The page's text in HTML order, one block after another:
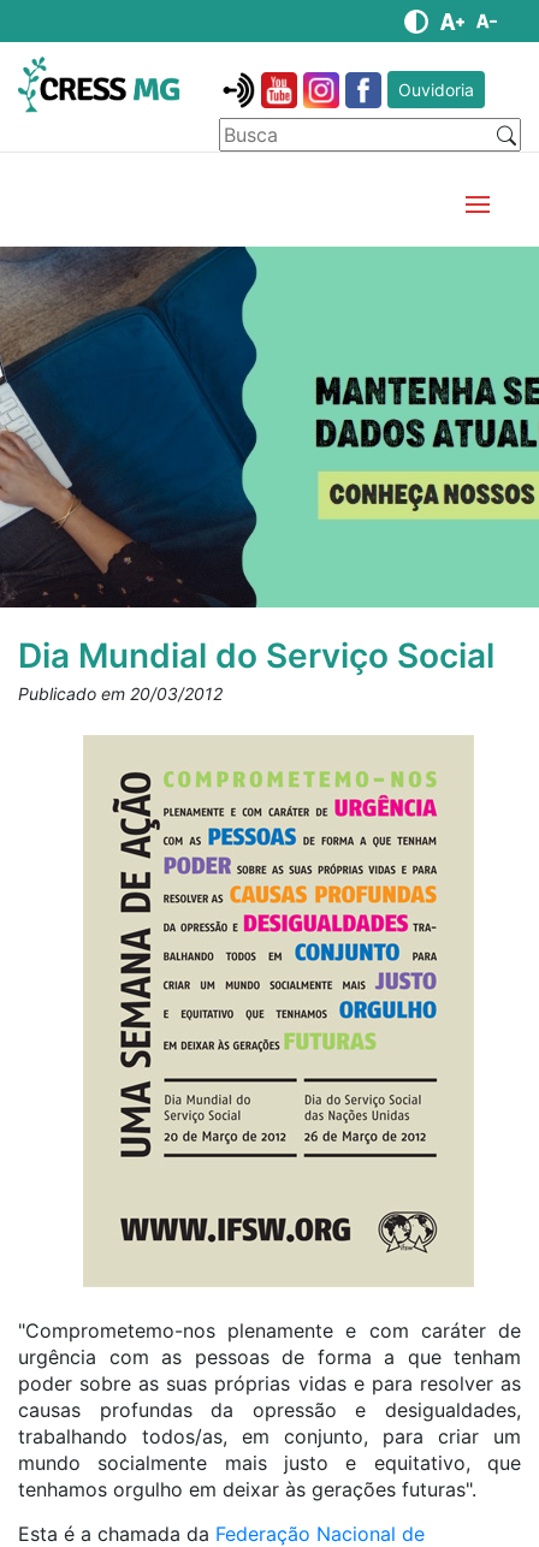
Ouvidoria
Dia Mundial do Serviço Social
Publicado em 20/03/2012
"Comprometemo-nos plenamente e com caráter de
urgência com as pessoas de forma a que tenham
poder sobre as suas próprias vidas e para resolver as
causas profundas da opressão e desigualdades,
trabalhando todos/as, em conjunto, para criar um
mundo socialmente mais justo e equitativo, que
tenhamos orgulho em deixar às gerações futuras".
Esta é a chamada da Federação Nacional de